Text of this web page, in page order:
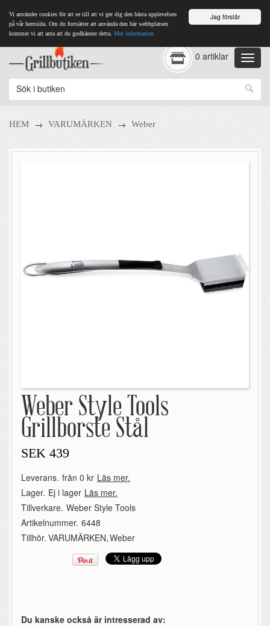
Jag förstår
Vi använder cookies för att se till att vi ger dig den bästa upplevelsen
på vår hemsida. Om du fortsätter att använda den här webbplatsen
kommer vi att anta att du godkänner detta. Mer information
0 artiklar
HEM → VARUMÄRKEN → Weber
Weber Style Tools
Grillborste Stål
SEK 439
Leverans. från 0 kr Läs mer.
Lager. Ej i lager Läs mer.
Tillverkare. Weber Style Tools
Artikelnummer. 6448
Tillhör. VARUMÄRKEN,Weber
Du kanske också är intresserad av: